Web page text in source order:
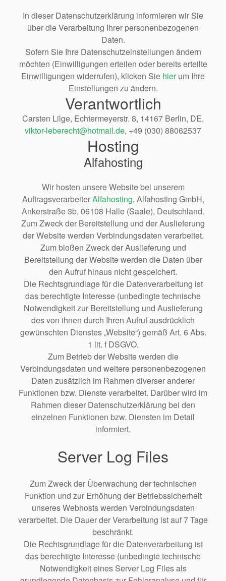
In dieser Datenschutzerklärung informieren wir Sie
über die Verarbeitung Ihrer personenbezogenen
Daten.
Sofern Sie Ihre Datenschutzeinstellungen ändern
möchten (Einwilligungen erteilen oder bereits erteilte
Einwilligungen widerrufen), klicken Sie hierum Ihre
Einstellungen zu ändern.
Verantwortlich
Carsten Lilge, Echtermeyerstr. 8, 14167 Berlin, DE,
viktor-leberecht@hotmail.de, +49 (030) 88062537
Hosting
Alfahosting
Wir hosten unsere Website bei unserem
AuftragsverarbeiterAlfahosting, Alfahosting GmbH,
Ankerstraße 3b, 06108 Halle (Saale), Deutschland.
Zum Zweck der Bereitstellung und der Auslieferung
der Website werden Verbindungsdaten verarbeitet.
Zum bloßen Zweck der Auslieferung und
Bereitstellung der Website werden die Daten über
den Aufruf hinaus nicht gespeichert.
Die Rechtsgrundlage für die Datenverarbeitung ist
das berechtigte Interesse (unbedingte technische
Notwendigkeit zur Bereitstellung und Auslieferung
des von ihnen durch Ihren Aufruf ausdrücklich
gewünschten Dienstes „Website“) gemäß Art. 6 Abs.
1 lit. f DSGVO.
Zum Betrieb der Website werden die
Verbindungsdaten und weitere personenbezogenen
Daten zusätzlich im Rahmen diverser anderer
Funktionen bzw. Dienste verarbeitet. Darüber wird im
Rahmen dieser Datenschutzerklärung bei den
einzelnen Funktionen bzw. Diensten im Detail
informiert.
Server Log Files
Zum Zweck der Überwachung der technischen
Funktion und zur Erhöhung der Betriebssicherheit
unseres Webhosts werden Verbindungsdaten
verarbeitet. Die Dauer der Verarbeitung ist auf 7 Tage
beschränkt.
Die Rechtsgrundlage für die Datenverarbeitung ist
das berechtigte Interesse (unbedingte technische
Notwendigkeit eines Server Log Files als